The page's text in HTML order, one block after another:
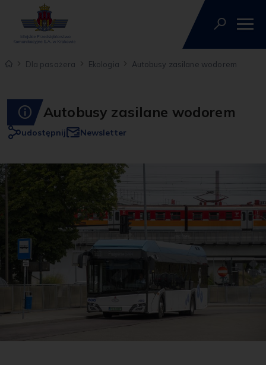
Dla pasażera Ekologia Autobusy zasilane wodorem
Autobusy zasilane wodorem
udostępnij Newsletter